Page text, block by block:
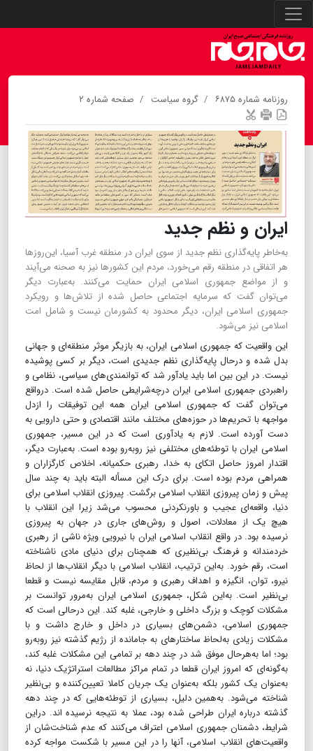
روزنامه شماره ۶۸۷۵ گروه سیاست صفحه شماره ۲
ایران و نظم جدید
به‌خاطر پایه‌گذاری نظم جدید از سوی ایران در منطقه غرب آسیا، این‌روز‌ها
هر اتفاقی در منطقه رقم می‌خورد، مردم این کشور‌ها نیز به صحنه می‌آیند
و از مواضع جمهوری اسلامی ایران حمایت می‌کنند. به‌عبارت دیگر
می‌توان گفت که سرمایه اجتماعی حاصل شده از تلاش‌ها و رویکرد
جمهوری اسلامی ایران، دیگر محدود به کشورمان نیست و شامل امت
اسلامی نیز می‌شود.
این واقعیت که جمهوری اسلامی ایران، به بازیگر موثر منطقه‌ای و جهانی
بدل شده و در‌حال پایه‌گذاری نظم جدیدی است، دیگر بر کسی پوشیده
نیست. در این بین اما باید یادآور شد که توانمندی‌های سیاسی، نظامی و
راهبردی جمهوری اسلامی ایران در‌چه‌شرایطی حاصل شده است. در‌واقع
می‌توان گفت که جمهوری اسلامی ایران همه این توفیقات را از‌دل
مواجهه با تحریم‌ها در حوزه‌های مختلف مانند اقتصادی و حتی دارویی به
دست آورده است. لازم به یادآوری است که در این مسیر، جمهوری
اسلامی ایران با توطئه‌های مختلفی نیز روبه‌رو بوده است. به‌عبارت دیگر،
اقتدار امروز حاصل اتکای به خدا، رهبری حکمیانه، اخلاص کارگزاران و
همراهی مردم بوده است. برای درک این مسأله البته باید به چند سال
پیش و زمان پیروزی انقلاب اسلامی برگشت. پیروزی انقلاب اسلامی برای
دنیا، واقعه‌ای عجیب و باورنکردنی محسوب می‌شد زیرا این انقلاب با
هیچ یک از معادلات، اصول و روش‌های جاری در جهان به پیروزی
نرسیده بود. در واقع انقلاب اسلامی ایران با نیرویی ویژه ناشی از رهبری
خردمندانه و فرهنگ بی‌نظیری که همچنان برای دنیای مادی ناشناخته
است، رقم خورد. به‌این ترتیب، انقلاب اسلامی با دیگر انقلاب‌ها از لحاظ
نیرو، توان، انگیزه و اهداف رهبری و مردم، قابل مقایسه نیست و قطعا
بی‌نظیر است. به‌این شکل، جمهوری اسلامی ایران به‌مرور توانست بر
مشکلات کوچک و بزرگ داخلی و خارجی، غلبه کند. این در‌حالی است که
جمهوری اسلامی، دشمن‌های بسیاری در داخل و خارج داشت و با
مشکلات زیادی به‌لحاظ ساختار‌های به جامانده از رژیم گذشته نیز روبه‌رو
بود؛ اما به‌هرحال موفق شد در چند دهه بر تمامی این مشکلات غلبه کند،
به‌گونه‌ای که امروز ایران قطعا در تمام مراکز مطالعات استراتژیک دنیا، نه
به‌عنوان یک کشور بلکه به‌عنوان یک جریان کاملا تعیین‌کننده و بی‌نظیر
شناخته می‌شود. به‌همین دلیل، بسیاری از توطئه‌هایی که در چند دهه
گذشته درباره ایران طراحی شده بود، عملا به نتیجه نرسیده اند. در‌این
شرایط، دشمنان جمهوری اسلامی اعتراف می‌کنند که عدم شناخت‌شان از
واقعیت‌های انقلاب اسلامی، آنها را در این مسیر با شکست مواجه کرده